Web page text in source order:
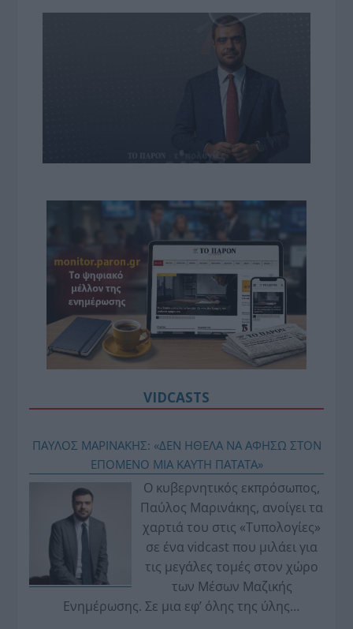
VIDCASTS
ΠΑΥΛΟΣ ΜΑΡΙΝΑΚΗΣ: «ΔΕΝ ΗΘΕΛΑ ΝΑ ΑΦΗΣΩ ΣΤΟΝ
ΕΠΟΜΕΝΟ ΜΙΑ ΚΑΥΤΗ ΠΑΤΑΤΑ»
Ο κυβερνητικός εκπρόσωπος,
Παύλος Μαρινάκης, ανοίγει τα
χαρτιά του στις «Τυπολογίες»
σε ένα vidcast που μιλάει για
τις μεγάλες τομές στον χώρο
των Μέσων Μαζικής
Ενημέρωσης. Σε μια εφ’ όλης της ύλης